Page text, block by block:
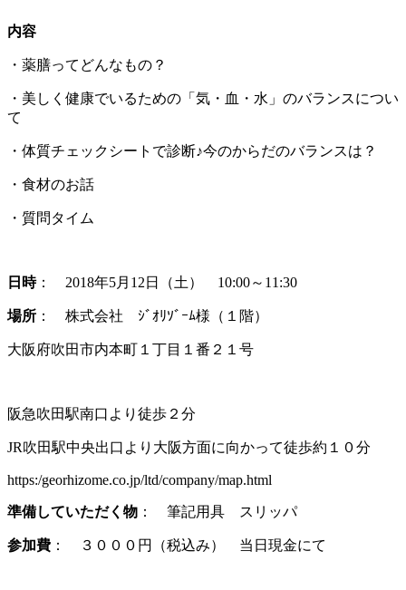
内容
・薬膳ってどんなもの？
・美しく健康でいるための「気・血・水」のバランスについ
て
・体質チェックシートで診断♪今のからだのバランスは？
・食材のお話
・質問タイム
日時： 2018年5月12日（土） 10:00～11:30
場所 ： 株式会社 ｼﾞｵﾘｿﾞｰﾑ様（１階）
大阪府吹田市内本町１丁目１番２１号
阪急吹田駅南口より徒歩２分
JR吹田駅中央出口より大阪方面に向かって徒歩約１０分
https:/georhizome.co.jp/ltd/company/map.html
準備していただく物 ： 筆記用具 スリッパ
参加費 ： ３０００円（税込み） 当日現金にて